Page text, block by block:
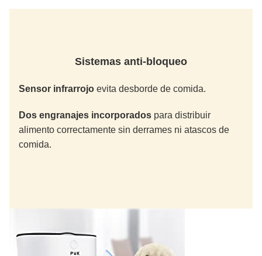
Sistemas anti-bloqueo
Sensor infrarrojo evita desborde de comida.
Dos engranajes incorporados para distribuir
alimento correctamente sin derrames ni atascos de
comida.